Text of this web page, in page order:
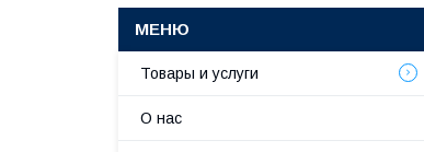
Товары и услуги
О нас